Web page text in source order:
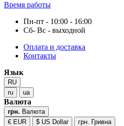
Время работы
Пн-пт - 10:00 - 16:00
Сб- Вс - выходной
Оплата и доставка
Контакты
Язык
RU
ru
ua
Валюта
грн. Валюта
€ EUR
$ US Dollar грн. Гривна